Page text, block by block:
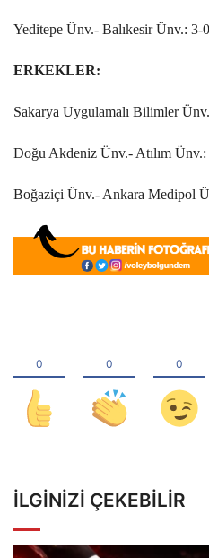
Yeditepe Ünv.- Balıkesir Ünv.: 3-0
ERKEKLER:
Sakarya Uygulamalı Bilimler
Doğu Akdeniz Ünv.- Atılım
Boğaziçi Ünv.- Ankara Medipol
İLGINIZI ÇEKEBILIR